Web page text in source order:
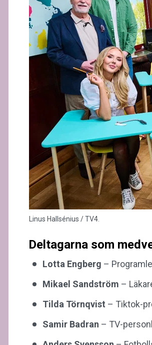
Linus Hallsénius / TV4.
Deltagarna som
Lotta Engberg –
Mikael Sandström –
Tilda Törnqvist – Tiktok-
Samir Badran – TV-